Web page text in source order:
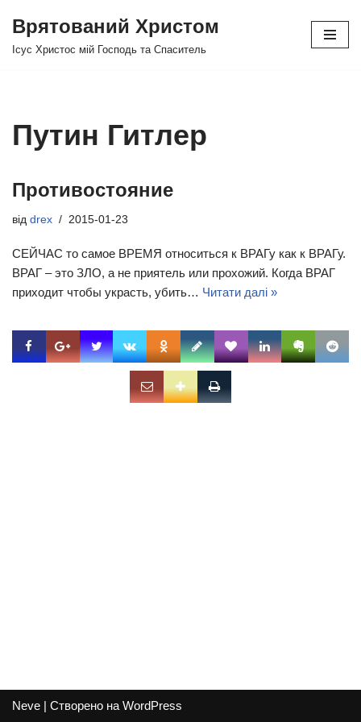
Перейти
Врятований Христом
Ісус Христос мій Господь та Спаситель
Путин Гитлер
Противостояние
від drex 2015-01-23
СЕЙЧАС то самое ВРЕМЯ относиться к ВРАГу как к ВРАГу.
ВРАГ – это ЗЛО, а не приятель или прохожий. Когда ВРАГ
приходит чтобы украсть, убить… Читати далі »
Neve | Створено на WordPress